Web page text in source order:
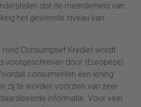
dat de meerderheid van
het gewenste niveau kan
Consumptief Krediet wordt
voorgeschreven door (Europese)
consumenten een lening
zij te worden voorzien van zeer
informatie. Voor veel